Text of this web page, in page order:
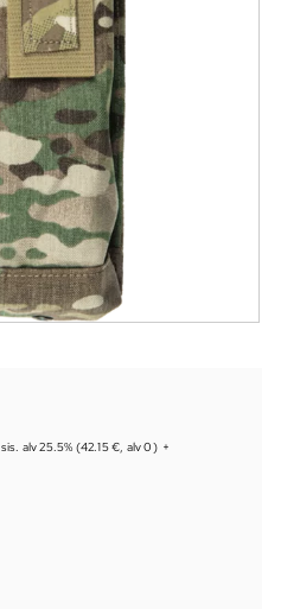
sis. alv 25.5% (42.15 €, alv 0) +